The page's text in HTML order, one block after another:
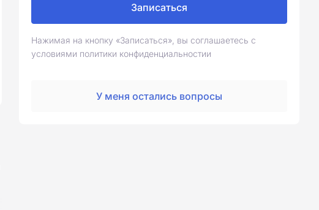
Записаться
Нажимая на кнопку «Записаться», вы соглашаетесь с
условиями политики конфиденциальностии
У меня остались вопросы